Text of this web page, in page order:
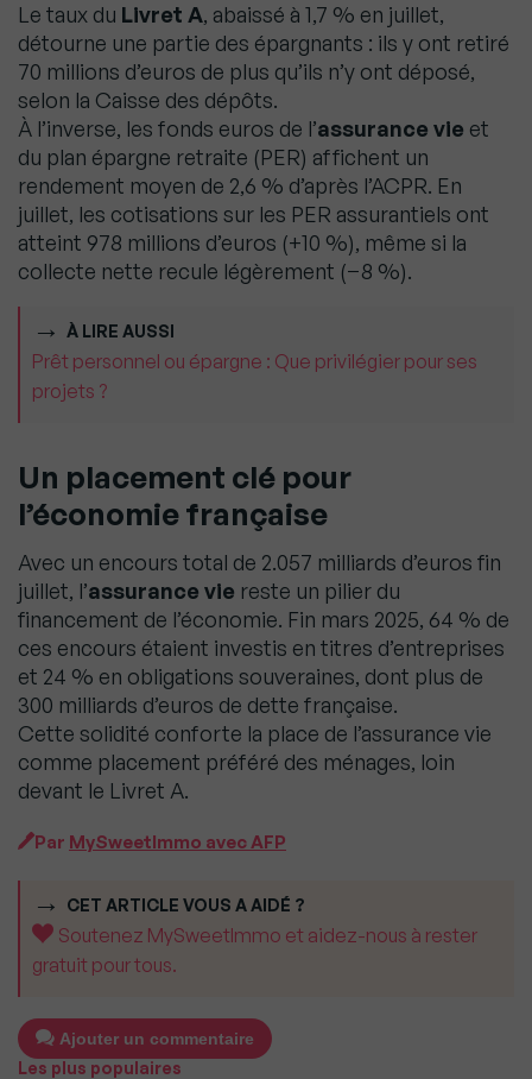
Le taux du Livret A, abaissé à 1,7 % en juillet,
détourne une partie des épargnants : ils y ont retiré
70 millions d’euros de plus qu’ils n’y ont déposé,
selon la Caisse des dépôts.
À l’inverse, les fonds euros de l’assurance vie et
du plan épargne retraite (PER) affichent un
rendement moyen de 2,6 % d’après l’ACPR. En
juillet, les cotisations sur les PER assurantiels ont
atteint 978 millions d’euros (+10 %), même si la
collecte nette recule légèrement (−8 %).
À LIRE AUSSI
Prêt personnel ou épargne : Que privilégier pour ses
projets ?
Un placement clé pour
l’économie française
Avec un encours total de 2.057 milliards d’euros fin
juillet, l’assurance vie reste un pilier du
financement de l’économie. Fin mars 2025, 64 % de
ces encours étaient investis en titres d’entreprises
et 24 % en obligations souveraines, dont plus de
300 milliards d’euros de dette française.
Cette solidité conforte la place de l’assurance vie
comme placement préféré des ménages, loin
devant le Livret A.
Par MySweetImmo avec AFP
CET ARTICLE VOUS A AIDÉ ?
Soutenez MySweetImmo et aidez-nous à rester
gratuit pour tous.
Ajouter un commentaire
Les plus populaires